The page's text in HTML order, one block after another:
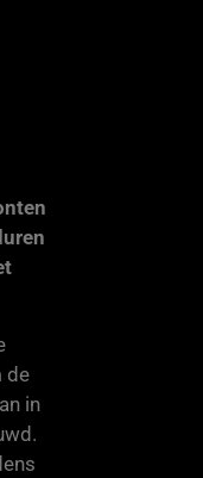
de
in